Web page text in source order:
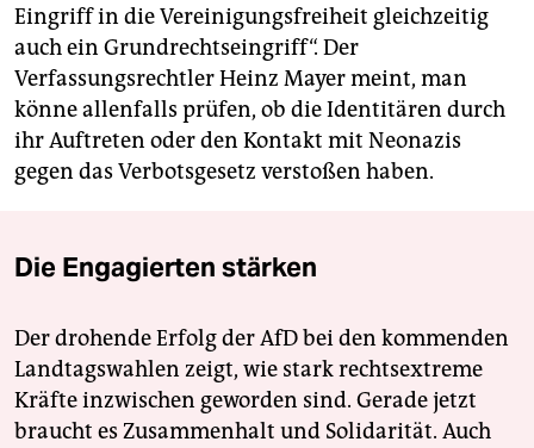
Eingriff in die Vereinigungsfreiheit gleichzeitig
auch ein Grundrechtseingriff“. Der
Verfassungsrechtler Heinz Mayer meint, man
könne allenfalls prüfen, ob die Identitären durch
ihr Auftreten oder den Kontakt mit Neonazis
gegen das Verbotsgesetz verstoßen haben.
Die Engagierten stärken
Der drohende Erfolg der AfD bei den kommenden
Landtagswahlen zeigt, wie stark rechtsextreme
Kräfte inzwischen geworden sind. Gerade jetzt
braucht es Zusammenhalt und Solidarität. Auch